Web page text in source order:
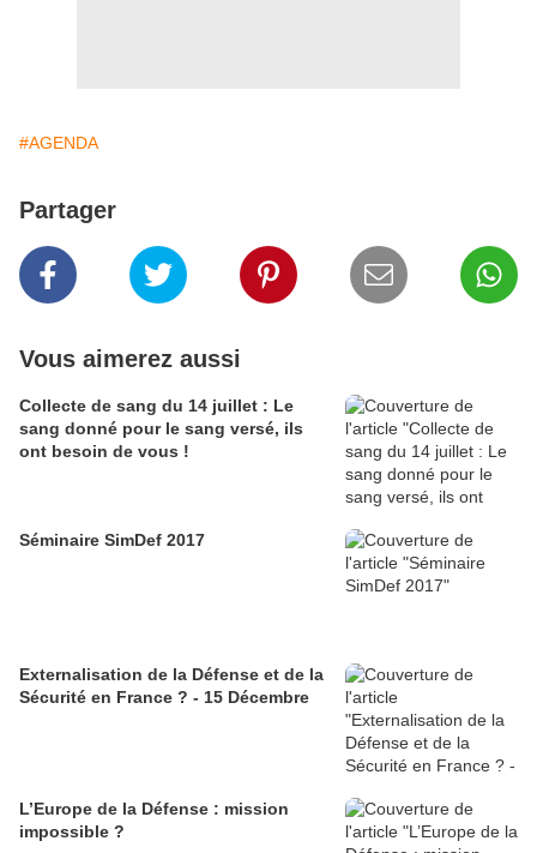
#AGENDA
Partager
Vous aimerez aussi
Collecte de sang du 14 juillet : Le
sang donné pour le sang versé, ils
ont besoin de vous !
Séminaire SimDef 2017
Externalisation de la Défense et de la
Sécurité en France ? - 15 Décembre
L’Europe de la Défense : mission
impossible ?